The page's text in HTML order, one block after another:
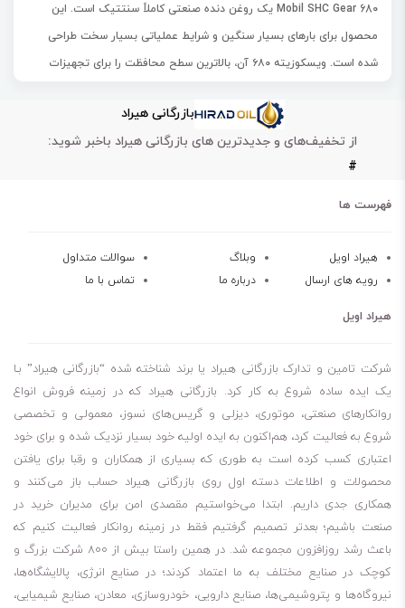
Mobil SHC Gear 680 یک روغن دنده صنعتی کاملاً سنتتیک است. این
محصول برای بارهای بسیار سنگین و شرایط عملیاتی بسیار سخت طراحی
شده است. ویسکوزیته ۶۸۰ آن، بالاترین سطح محافظت را برای تجهیزات
حداکثر ظرفیت تحمل بار:ایده‌آل برای گیربکس‌هایی که فشار و شوک‌های
زیادی را تحمل می‌کنند.
روانکاری پایدار:
پایداری ترمال ممتاز:
کاهش سایش شدید:
محافظت از سطوح در برابر سایش ناشی از بارهای
نقطه‌ای بالا.
گیربکس‌هایی که امکان دسترسی برای تعویض روغن دشوار است، به دلیل
طول عمر بالا، انتخابی عالی است.
باMobil SHC Gear 680، خرابی‌های پرهزینه را به حداقل برسانید. این روغن
سنتتیک تضمین می‌کند که ماشین‌آلات شما در اوج کارایی و با کمترین
بازرگانی هیراد
از تخفیف‌های و جدیدترین های بازرگانی هیراد باخبر شوید:
#
فهرست ها
هیراد اویل وبلاگ
سوالات متداول
رویه های ارسال
درباره ما تماس با ما
هیراد اویل
شرکت تامین و تدارک بازرگانی هیراد یا برند شناخته شده “بازرگانی هیراد” بـا
یک ایده ساده شروع به کار کرد. بازرگانی هیراد که در زمینه فروش انواع
روانکارهای صنعتی، موتوری، دیزلی و گریس‌های نسوز، معمولی و تخصصی
شروع به فعالیت کرد، هم‌اکنون به ایده اولیه خود بسیار نزدیک شده و برای خود
اعتباری کسب کرده است به طوری که بسیاری از همکاران و رقبا برای یافتن
محصولات و اطلاعات دسته اول روی بازرگانی هیراد حساب باز می‌کنند و
همکاری جدی داریم. ابتدا می‌خواستیم مقصدی امن برای مدیران خرید در
صنعت باشیم؛ بعدتر تصمیم گرفتیم فقط در زمینه روانکار فعالیت کنیم که
باعث رشد روزافزون مجموعه شد. در همین راستا بیش از 800 شرکت بزرگ و
کوچک در صنایع مختلف به ما اعتماد کردند؛ در صنایع انرژی، پالایشگاه‌ها،
نیروگاه‌ها و پتروشیمی‌ها، صنایع دارویی، خودروسازی، معادن، صنایع شیمیایی،